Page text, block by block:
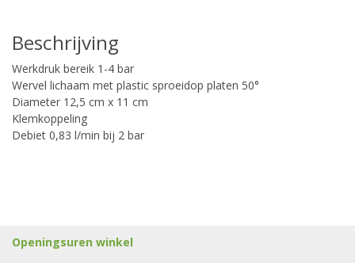
Beschrijving
Werkdruk bereik 1-4 bar
Wervel lichaam met plastic sproeidop platen 50°
Diameter 12,5 cm x 11 cm
Klemkoppeling
Debiet 0,83 l/min bij 2 bar
Openingsuren winkel